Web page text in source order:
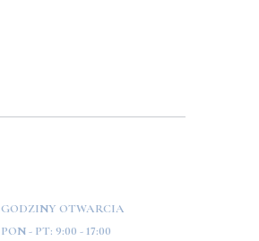
GODZINY OTWARCIA
PON - PT: 9:00 - 17:00